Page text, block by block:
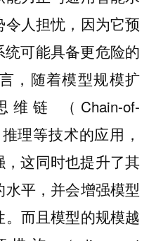
人担忧，因为它预
可能具备更危险的
，随着模型规模扩
链 （Chain-of-
理等技术的应用，
这同时也提升了其
平，并会增强模型
而且模型的规模越